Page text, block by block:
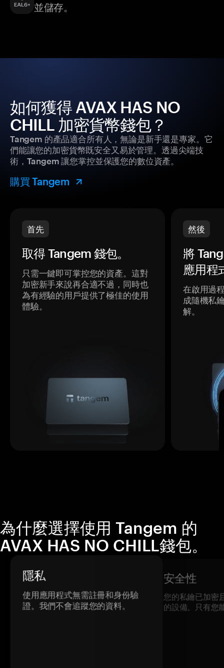
並儲存。
如何獲得 AVAX HAS NO
CHILL 加密貨幣錢包？
Tangem 的產品適合所有人，無論是新手還是專家。它
們能讓您的加密貨幣既安全又易於管理。透過尖端技
術，Tangem 讓您掌控並保護您的數位資產。
購買 Tangem
首先
取得 Tangem 錢包。
只需一鍵即可掌控您的資產。這對
加密新手來說再合適不過，同時也
為有經驗的用戶提供了極佳的使用
體驗。
然後
將
應用程
在啟用過
成隨機私
解。
為什麼選擇使用 Tangem 的
AVAX HAS NO CHILL錢包。
隱私
使用應用程式無需註冊和身份驗
證。我們不會追蹤您的資料。
安全性
您的私鑰已加密
的設備。只有您